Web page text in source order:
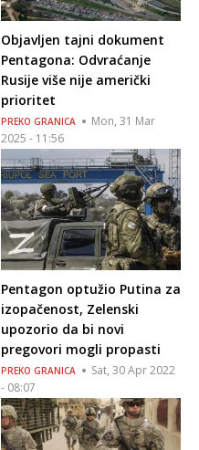
Objavljen tajni dokument
Pentagona: Odvraćanje
Rusije više nije američki
prioritet
PREKO GRANICA
Mon, 31 Mar
2025 - 11:56
Pentagon optužio Putina za
izopačenost, Zelenski
upozorio da bi novi
pregovori mogli propasti
PREKO GRANICA
Sat, 30 Apr 2022
- 08:07